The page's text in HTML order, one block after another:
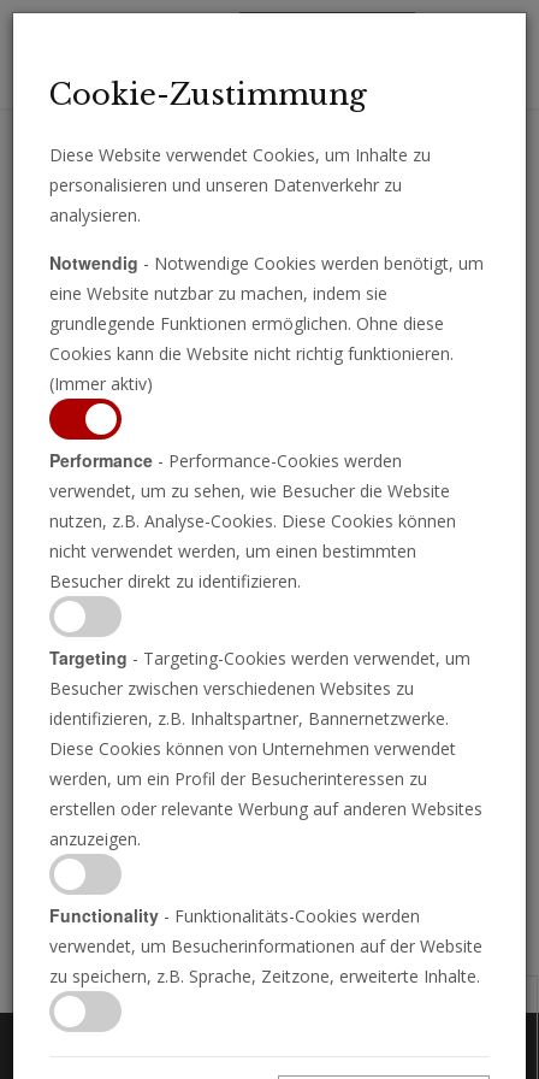
Erhalten Sie wichtige Analysen, Kommentare und Nachrichten
Der serbische Präsident
Aleksandar Vučić
erklärte
MIHAILO S. ZEKIC • 29.06.2026
D er serbische Präsident Aleksandar Vučić erklärte
am Samstag in einer Rede, dass er in den
kommenden Wochen zurücktreten werde. Dies ist die
Folge von Massenprotesten gegen seine Herrschaft,
die im Jahr 2024 begannen.
E-Mail
PDF herunterladen
Cookie-Zustimmung
Diese Website verwendet Cookies, um Inhalte zu
personalisieren und unseren Datenverkehr zu
analysieren.
Notwendig - Notwendige Cookies werden benötigt, um
eine Website nutzbar zu machen, indem sie
grundlegende Funktionen ermöglichen. Ohne diese
Cookies kann die Website nicht richtig funktionieren.
(Immer aktiv)
Performance - Performance-Cookies werden
verwendet, um zu sehen, wie Besucher die Website
nutzen, z.B. Analyse-Cookies. Diese Cookies können
nicht verwendet werden, um einen bestimmten
Besucher direkt zu identifizieren.
Targeting - Targeting-Cookies werden verwendet, um
Besucher zwischen verschiedenen Websites zu
identifizieren, z.B. Inhaltspartner, Bannernetzwerke.
Diese Cookies können von Unternehmen verwendet
werden, um ein Profil der Besucherinteressen zu
erstellen oder relevante Werbung auf anderen Websites
anzuzeigen.
Functionality - Funktionalitäts-Cookies werden
verwendet, um Besucherinformationen auf der Website
zu speichern, z.B. Sprache, Zeitzone, erweiterte Inhalte.